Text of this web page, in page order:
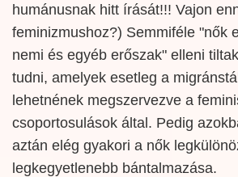
humánusnak hitt írását!!! Vajon
feminizmushoz?) Semmiféle "nők
nemi és egyéb erőszak" elleni
tudni, amelyek esetleg a
lehetnének megszervezve a
csoportosulások által. Pedig
aztán elég gyakori a nők
legkegyetlenebb bántalmazása.